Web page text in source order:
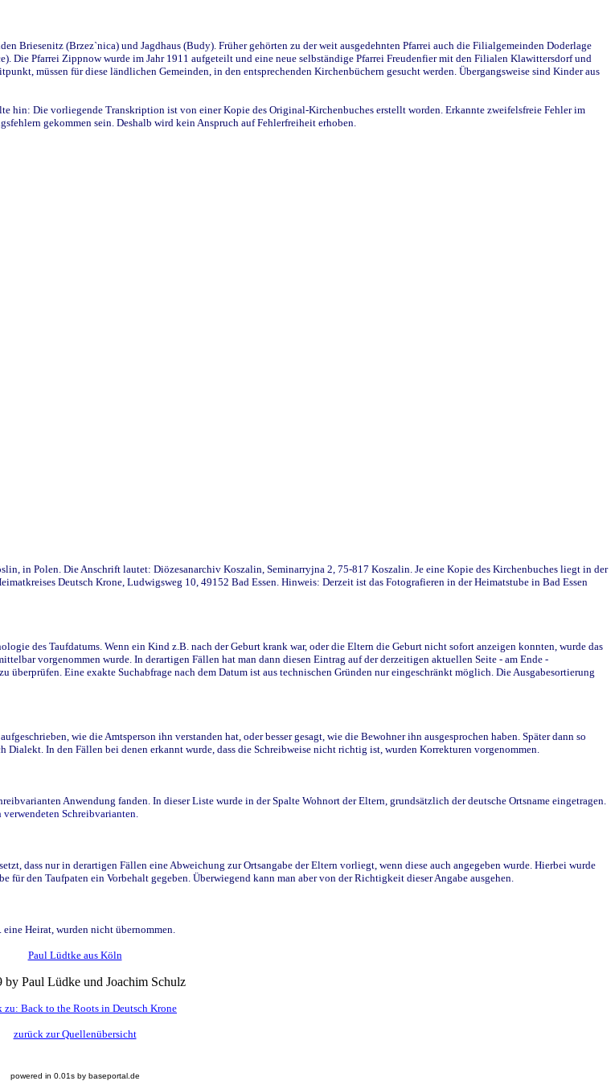
Briesenitz (Brzez`nica) und Jagdhaus (Budy). Früher gehörten zu der weit ausgedehnten Pfarrei auch die Filialgemeinden Doderlage
Die Pfarrei Zippnow wurde im Jahr 1911 aufgeteilt und eine neue selbständige Pfarrei Freudenfier mit den Filialen Klawittersdorf und
müssen für diese ländlichen Gemeinden, in den entsprechenden Kirchenbüchern gesucht werden. Übergangsweise sind Kinder aus
hin: Die vorliegende Transkription ist von einer Kopie des Original-Kirchenbuches erstellt worden. Erkannte zweifelsfreie Fehler im
gekommen sein. Deshalb wird kein Anspruch auf Fehlerfreiheit erhoben.
in Polen. Die Anschrift lautet: Diözesanarchiv Koszalin, Seminarryjna 2, 75-817 Koszalin. Je eine Kopie des Kirchenbuches liegt in der
Deutsch Krone, Ludwigsweg 10, 49152 Bad Essen. Hinweis: Derzeit ist das Fotografieren in der Heimatstube in Bad Essen
des Taufdatums. Wenn ein Kind z.B. nach der Geburt krank war, oder die Eltern die Geburt nicht sofort anzeigen konnten, wurde das
vorgenommen wurde. In derartigen Fällen hat man dann diesen Eintrag auf der derzeitigen aktuellen Seite - am Ende -
Eine exakte Suchabfrage nach dem Datum ist aus technischen Gründen nur eingeschränkt möglich. Die Ausgabesortierung
wie die Amtsperson ihn verstanden hat, oder besser gesagt, wie die Bewohner ihn ausgesprochen haben. Später dann so
In den Fällen bei denen erkannt wurde, dass die Schreibweise nicht richtig ist, wurden Korrekturen vorgenommen.
Anwendung fanden. In dieser Liste wurde in der Spalte Wohnort der Eltern, grundsätzlich der deutsche Ortsname eingetragen.
Schreibvarianten.
dass nur in derartigen Fällen eine Abweichung zur Ortsangabe der Eltern vorliegt, wenn diese auch angegeben wurde. Hierbei wurde
den Taufpaten ein Vorbehalt gegeben. Überwiegend kann man aber von der Richtigkeit dieser Angabe ausgehen.
Heirat, wurden nicht übernommen.
Paul Lüdtke aus Köln
by Paul Lüdke und Joachim Schulz
zu: Back to the Roots in Deutsch Krone
zurück zur Quellenübersicht
powered in 0.01s by baseportal.de